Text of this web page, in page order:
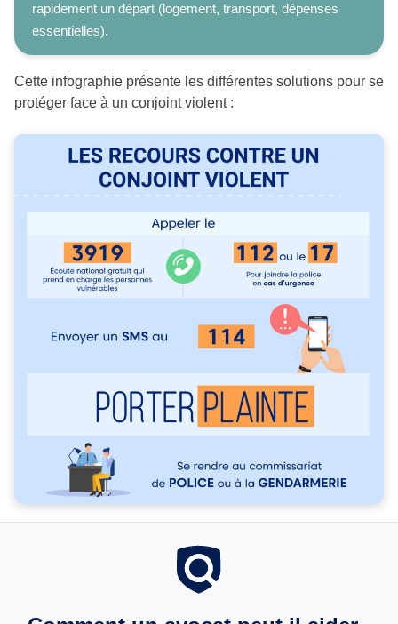
rapidement un départ (logement, transport, dépenses
essentielles).
Cette infographie présente les différentes solutions pour se
protéger face à un conjoint violent :